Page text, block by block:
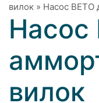
вилок » Насос ВЕТО
Насос
вилок